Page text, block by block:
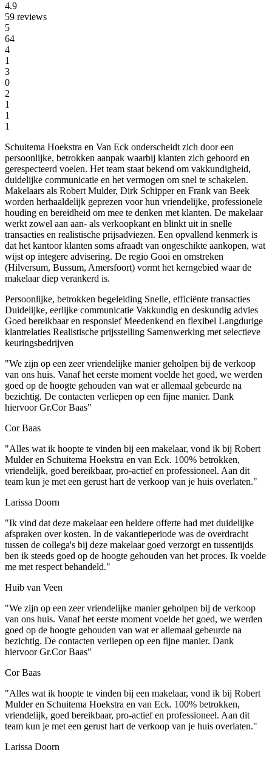
4.9
59 reviews
5
64
4
1
3
0
2
1
1
1
Schuitema Hoekstra en Van Eck onderscheidt zich door een
persoonlijke, betrokken aanpak waarbij klanten zich gehoord en
gerespecteerd voelen. Het team staat bekend om vakkundigheid,
duidelijke communicatie en het vermogen om snel te schakelen.
Makelaars als Robert Mulder, Dirk Schipper en Frank van Beek
worden herhaaldelijk geprezen voor hun vriendelijke, professionele
houding en bereidheid om mee te denken met klanten. De makelaar
werkt zowel aan aan- als verkoopkant en blinkt uit in snelle
transacties en realistische prijsadviezen. Een opvallend kenmerk is
dat het kantoor klanten soms afraadt van ongeschikte aankopen, wat
wijst op integere advisering. De regio Gooi en omstreken
(Hilversum, Bussum, Amersfoort) vormt het kerngebied waar de
makelaar diep verankerd is.
Persoonlijke, betrokken begeleiding Snelle, efficiënte transacties
Duidelijke, eerlijke communicatie Vakkundig en deskundig advies
Goed bereikbaar en responsiefMeedenkend en flexibel Langdurige
klantrelaties Realistische prijsstelling Samenwerking met selectieve
keuringsbedrijven
"We zijn op een zeer vriendelijke manier geholpen bij de verkoop
van ons huis. Vanaf het eerste moment voelde het goed, we werden
goed op de hoogte gehouden van wat er allemaal gebeurde na
bezichtig. De contacten verliepen op een fijne manier. Dank
hiervoor Gr.Cor Baas"
Cor Baas
"Alles wat ik hoopte te vinden bij een makelaar, vond ik bij Robert
Mulder en Schuitema Hoekstra en van Eck. 100% betrokken,
vriendelijk, goed bereikbaar, pro-actief en professioneel. Aan dit
team kun je met een gerust hart de verkoop van je huis overlaten."
Larissa Doorn
"Ik vind dat deze makelaar een heldere offerte had met duidelijke
afspraken over kosten. In de vakantieperiode was de overdracht
tussen de collega's bij deze makelaar goed verzorgt en tussentijds
ben ik steeds goed op de hoogte gehouden van het proces. Ik voelde
me met respect behandeld."
Huib van Veen
"We zijn op een zeer vriendelijke manier geholpen bij de verkoop
van ons huis. Vanaf het eerste moment voelde het goed, we werden
goed op de hoogte gehouden van wat er allemaal gebeurde na
bezichtig. De contacten verliepen op een fijne manier. Dank
hiervoor Gr.Cor Baas"
Cor Baas
"Alles wat ik hoopte te vinden bij een makelaar, vond ik bij Robert
Mulder en Schuitema Hoekstra en van Eck. 100% betrokken,
vriendelijk, goed bereikbaar, pro-actief en professioneel. Aan dit
team kun je met een gerust hart de verkoop van je huis overlaten."
Larissa Doorn